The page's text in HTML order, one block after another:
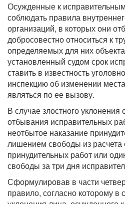
Осужденные к
соблюдать правила
организаций, в которых они
добросовестно относиться к
определяемых для них
установленный судом срок
ставить в известность
инспекцию об изменении
являться по ее вызову.
В случае злостного уклонения
отбывания исправительных
неотбытое наказание
лишением свободы из расчета
принудительных работ или
свободы за три дня
Сформулировав в части
правило, согласно которому в